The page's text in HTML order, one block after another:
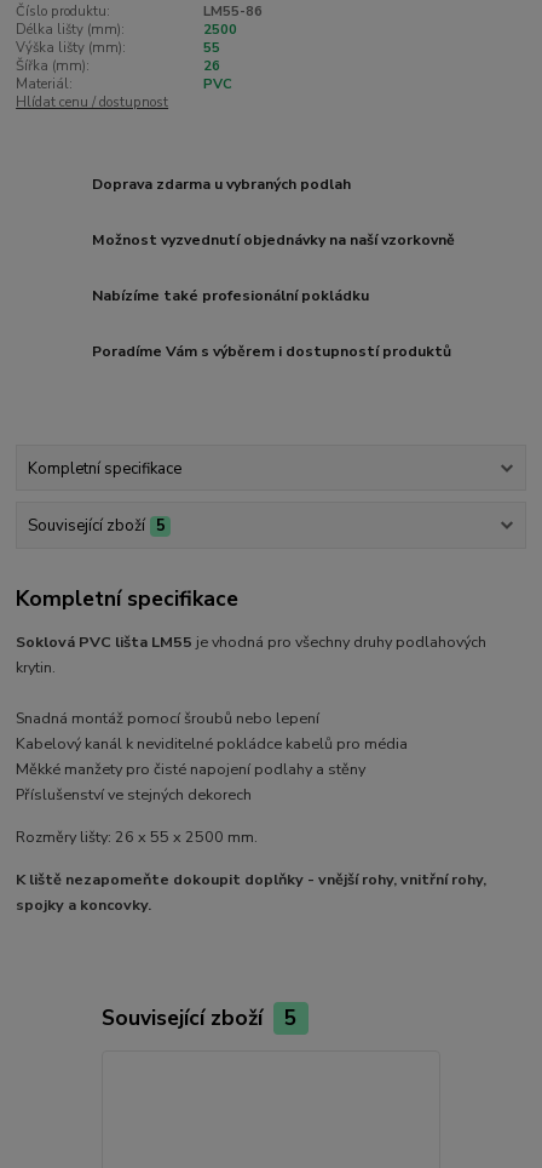
Číslo produktu:
LM55-86
Délka lišty (mm):
2500
Výška lišty (mm):
55
Šířka (mm):
26
Materiál:
PVC
Hlídat cenu / dostupnost
Doprava zdarma u vybraných podlah
Možnost vyzvednutí objednávky na naší vzorkovně
Nabízíme také profesionální pokládku
Poradíme Vám s výběrem i dostupností produktů
Kompletní specifikace
Související zboží 5
Kompletní specifikace
Soklová PVC lišta LM55 je vhodná pro všechny druhy podlahových
krytin.
Snadná montáž pomocí šroubů nebo lepení
Kabelový kanál k neviditelné pokládce kabelů pro média
Měkké manžety pro čisté napojení podlahy a stěny
Příslušenství ve stejných dekorech
Rozměry lišty: 26 x 55 x 2500 mm.
K liště nezapomeňte dokoupit doplňky - vnější rohy, vnitřní rohy,
spojky a koncovky.
Související zboží 5